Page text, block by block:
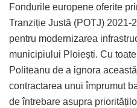
Fondurile europene oferite
Tranziție Justă (POTJ) 2021-
pentru modernizarea
municipiului Ploiești. Cu
Politeanu de a ignora
contractarea unui împrumut
de întrebare asupra